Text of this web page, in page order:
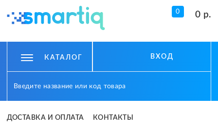
0 0 р.
КАТАЛОГ ВХОД
ДОСТАВКА И ОПЛАТА КОНТАКТЫ